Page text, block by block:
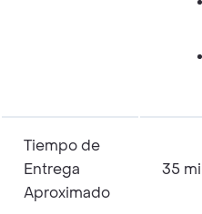
Tiempo de
Entrega
Aproximado
35